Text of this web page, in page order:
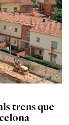
trens que